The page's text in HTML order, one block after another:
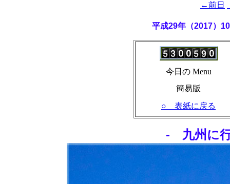
←前日
平成29年（2017）
今日の Menu
簡易版
○ 表紙に戻る
- 九州に